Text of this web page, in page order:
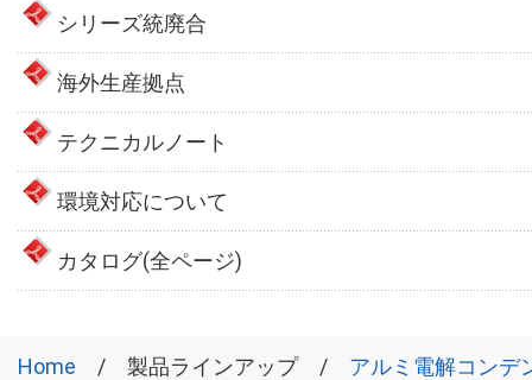
シリーズ統廃合
海外生産拠点
テクニカルノート
環境対応について
カタログ(全ページ)
Home 製品ラインアップ アルミ電解コンデ